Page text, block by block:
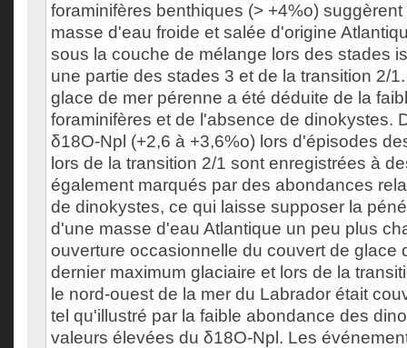
foraminifères benthiques (> +4%o)
masse d'eau froide et salée d'origine
sous la couche de mélange lors des stades
une partie des stades 3 et de la transition 2/
glace de mer pérenne a été déduite de la
foraminifères et de l'absence de dinokystes.
δ18O-Npl (+2,6 à +3,6%o) lors d'épisodes
lors de la transition 2/1 sont enregistrées à
également marqués par des abondances
de dinokystes, ce qui laisse supposer la
d'une masse d'eau Atlantique un peu plus
ouverture occasionnelle du couvert de glace
dernier maximum glaciaire et lors de la
le nord-ouest de la mer du Labrador était
tel qu'illustré par la faible abondance des
valeurs élevées du δ18O-Npl. Les